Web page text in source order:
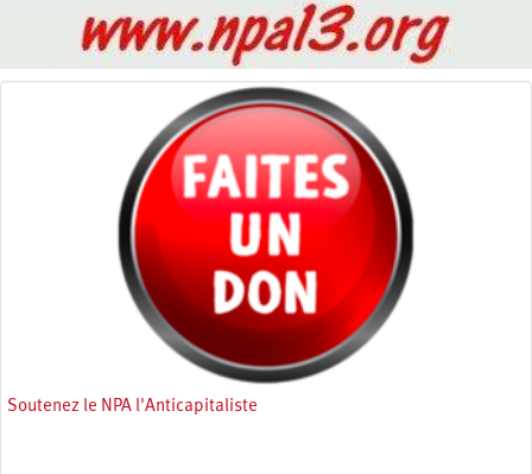
Soutenez le NPA l'Anticapitaliste